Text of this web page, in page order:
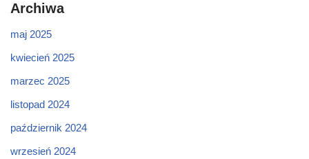
Archiwa
maj 2025
kwiecień 2025
marzec 2025
listopad 2024
październik 2024
wrzesień 2024